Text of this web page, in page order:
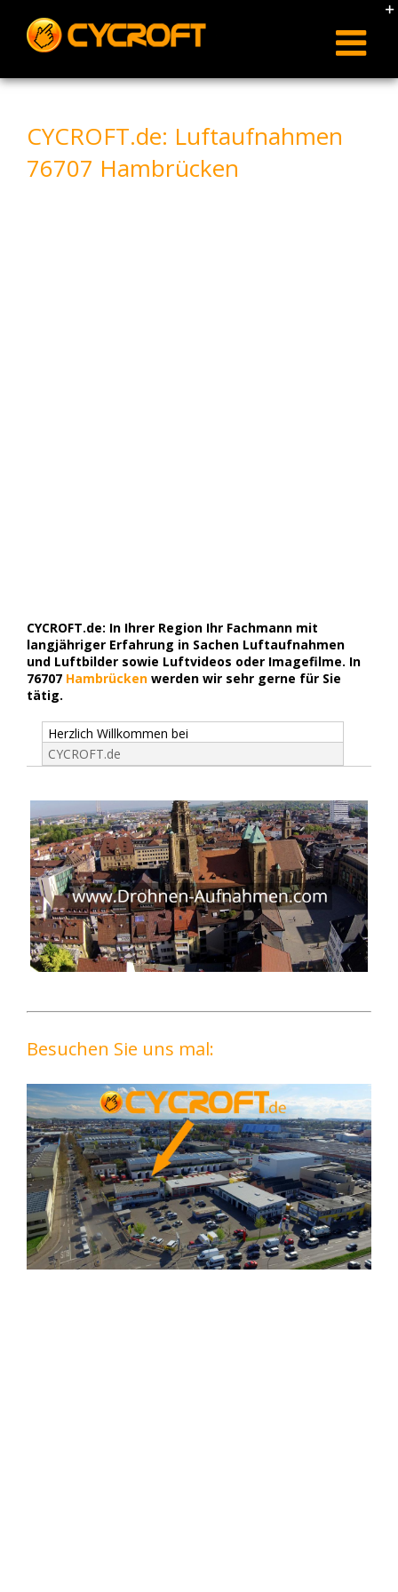
content
CYCROFT.de: Luftaufnahmen
76707 Hambrücken
CYCROFT.de: In Ihrer Region Ihr Fachmann mit
langjähriger Erfahrung in Sachen Luftaufnahmen
und Luftbilder sowie Luftvideos oder Imagefilme. In
76707 Hambrücken werden wir sehr gerne für Sie
tätig.
Herzlich Willkommen bei
CYCROFT.de
Besuchen Sie uns mal: